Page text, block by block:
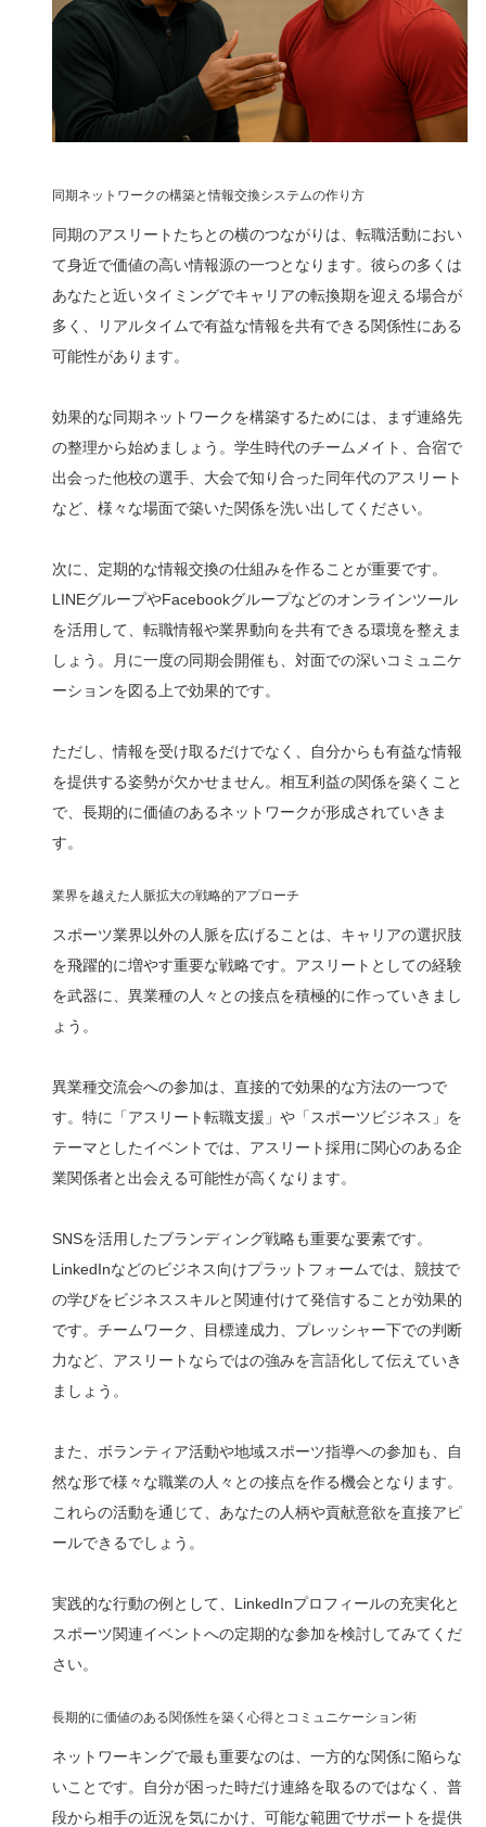
同期ネットワークの構築と情報交換システムの作り方
同期のアスリートたちとの横のつながりは、転職活動におい
て身近で価値の高い情報源の一つとなります。彼らの多くは
あなたと近いタイミングでキャリアの転換期を迎える場合が
多く、リアルタイムで有益な情報を共有できる関係性にある
可能性があります。
効果的な同期ネットワークを構築するためには、まず連絡先
の整理から始めましょう。学生時代のチームメイト、合宿で
出会った他校の選手、大会で知り合った同年代のアスリート
など、様々な場面で築いた関係を洗い出してください。
次に、定期的な情報交換の仕組みを作ることが重要です。
LINEグループやFacebookグループなどのオンラインツール
を活用して、転職情報や業界動向を共有できる環境を整えま
しょう。月に一度の同期会開催も、対面での深いコミュニケ
ーションを図る上で効果的です。
ただし、情報を受け取るだけでなく、自分からも有益な情報
を提供する姿勢が欠かせません。相互利益の関係を築くこと
で、長期的に価値のあるネットワークが形成されていきま
す。
業界を越えた人脈拡大の戦略的アプローチ
スポーツ業界以外の人脈を広げることは、キャリアの選択肢
を飛躍的に増やす重要な戦略です。アスリートとしての経験
を武器に、異業種の人々との接点を積極的に作っていきまし
ょう。
異業種交流会への参加は、直接的で効果的な方法の一つで
す。特に「アスリート転職支援」や「スポーツビジネス」を
テーマとしたイベントでは、アスリート採用に関心のある企
業関係者と出会える可能性が高くなります。
SNSを活用したブランディング戦略も重要な要素です。
LinkedInなどのビジネス向けプラットフォームでは、競技で
の学びをビジネススキルと関連付けて発信することが効果的
です。チームワーク、目標達成力、プレッシャー下での判断
力など、アスリートならではの強みを言語化して伝えていき
ましょう。
また、ボランティア活動や地域スポーツ指導への参加も、自
然な形で様々な職業の人々との接点を作る機会となります。
これらの活動を通じて、あなたの人柄や貢献意欲を直接アピ
ールできるでしょう。
実践的な行動の例として、LinkedInプロフィールの充実化と
スポーツ関連イベントへの定期的な参加を検討してみてくだ
さい。
長期的に価値のある関係性を築く心得とコミュニケーション術
ネットワーキングで最も重要なのは、一方的な関係に陥らな
いことです。自分が困った時だけ連絡を取るのではなく、普
段から相手の近況を気にかけ、可能な範囲でサポートを提供